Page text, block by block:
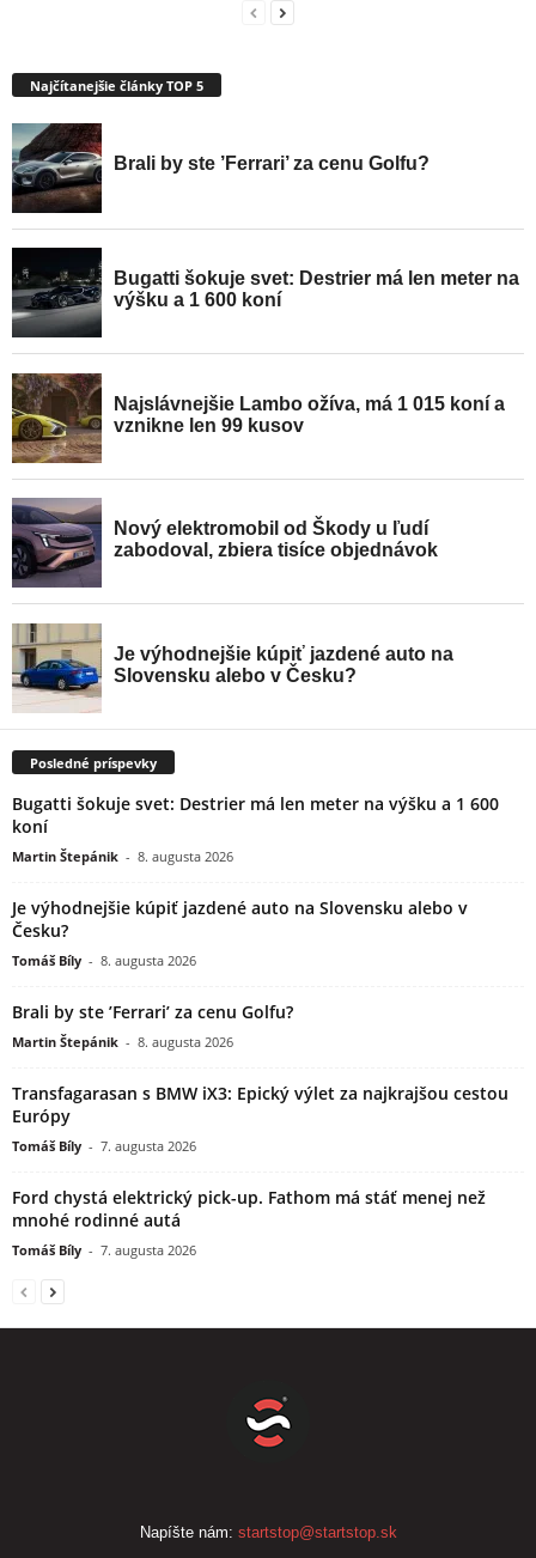
Najčítanejšie články TOP 5
Posledné príspevky
Bugatti šokuje svet: Destrier má len meter na výšku a 1 600
koní
Martin Štepánik - 8. augusta 2026
Je výhodnejšie kúpiť jazdené auto na Slovensku alebo v
Česku?
Tomáš Bíly - 8. augusta 2026
Brali by ste ’Ferrari’ za cenu Golfu?
Martin Štepánik - 8. augusta 2026
Transfagarasan s BMW iX3: Epický výlet za najkrajšou cestou
Európy
Tomáš Bíly - 7. augusta 2026
Ford chystá elektrický pick-up. Fathom má stáť menej než
mnohé rodinné autá
Tomáš Bíly - 7. augusta 2026
Napíšte nám: startstop@startstop.sk